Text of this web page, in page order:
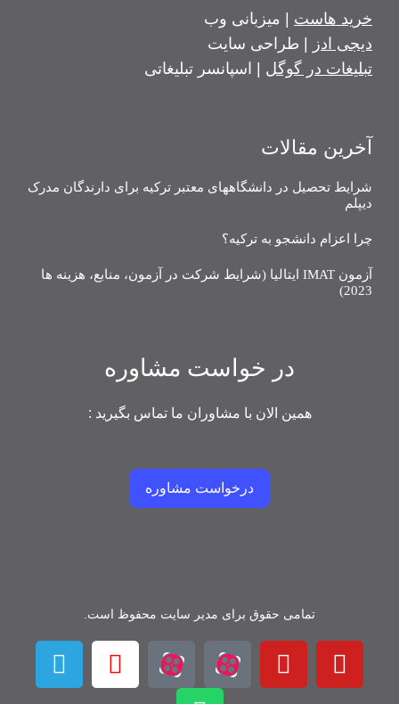
خرید هاست | میزبانی وب
دیجی ادز
| طراحی سایت
تبلیغات در گوگل | اسپانسر تبلیغاتی
آخرین مقالات
شرایط تحصیل در دانشگاههای معتبر ترکیه برای دارندگان مدرک
دیپلم
چرا اعزام دانشجو به ترکیه؟
آزمون IMAT ایتالیا (شرایط شرکت در آزمون، منابع، هزینه ها
2023)
در خواست مشاوره
همین الان با مشاوران ما تماس بگیرید :
درخواست مشاوره
تمامی حقوق برای مدیر سایت محفوظ است.